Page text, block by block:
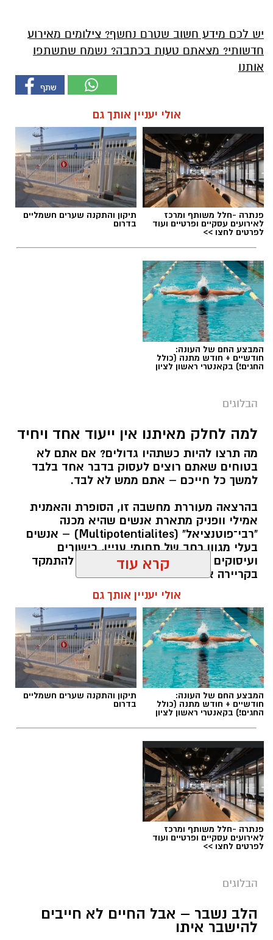
יש לכם מידע חשוב שטרם נחשף? צילומים מאירוע
חדשותי? מצאתם טעות בכתבה? נשמח שתשתפו
אותנו
אולי יעניין אותך גם
פנתרה -חלל משותף ומרכז
לאירועים עסקיים ופרטיים ועוד
לפרטים לחצו >>
תיקון והתקנה שערים חשמליים
בדרום
המבצע החם של העונה:
חודשיים + חודש מתנה (כולל
החגים!) בקאנטרי ראשון לציון
הבלוגים
למה לחלק מאיתנו אין ייעוד אחד ויחיד
מה תרצו להיות כשתהיו גדולים? אם אתם לא
בטוחים שאתם רוצים לעסוק בדבר אחד בלבד
למשך כל חייכם – אתם ממש לא לבד.
בהרצאה מעוררת מחשבה זו, הסופרת והאמנית
אמילי וופניק מתארת אנשים שהיא מכנה
"רבי־פוטנציאל" (Multipotentialites) – אנשים
בעלי מגוון רחב של תחומי עניין, כישורים
ועיסוקים שונים לאורך חייהם, במקום להתמקד
בקריירה אחת בלבד.
האם גם אתם כאלה?
אלדה נתנאל / 09:20 07.08.26
יש לכם מידע חשוב שטרם נחשף? צילומים מאירוע
חדשותי? מצאתם טעות בכתבה? נשמח שתשתפו
קרא עוד
אולי יעניין אותך גם
המבצע החם של העונה:
חודשיים + חודש מתנה (כולל
החגים!) בקאנטרי ראשון לציון
תיקון והתקנה שערים חשמליים
בדרום
פנתרה -חלל משותף ומרכז
לאירועים עסקיים ופרטיים ועוד
לפרטים לחצו >>
הבלוגים
הלב נשבר – אבל החיים לא חייבים
להישבר איתו